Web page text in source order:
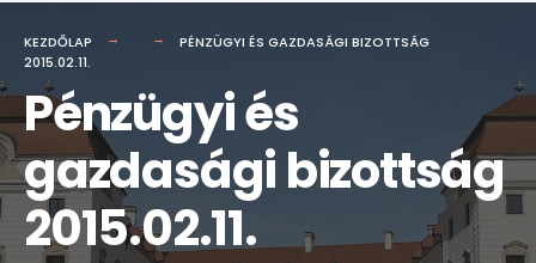
KEZDŐLAP
PÉNZÜGYI ÉS GAZDASÁGI BIZOTTSÁG
2015.02.11.
Pénzügyi és
gazdasági bizottság
2015.02.11.